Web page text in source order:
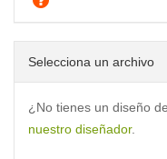
Selecciona un archivo
¿No tienes un diseño
nuestro diseñador.